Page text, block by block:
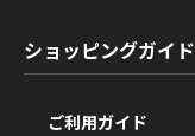
ショッピングガイド
ご利用ガイド